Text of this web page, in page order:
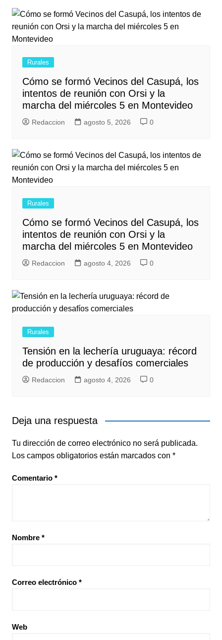
Rurales
Cómo se formó Vecinos del Casupá, los
intentos de reunión con Orsi y la
marcha del miércoles 5 en Montevideo
Redaccion agosto 5, 2026 0
Rurales
Cómo se formó Vecinos del Casupá, los
intentos de reunión con Orsi y la
marcha del miércoles 5 en Montevideo
Redaccion agosto 4, 2026 0
Rurales
Tensión en la lechería uruguaya: récord
de producción y desafíos comerciales
Redaccion agosto 4, 2026 0
Deja una respuesta
Tu dirección de correo electrónico no será publicada.
Los campos obligatorios están marcados con *
Comentario *
Nombre *
Correo electrónico *
Web